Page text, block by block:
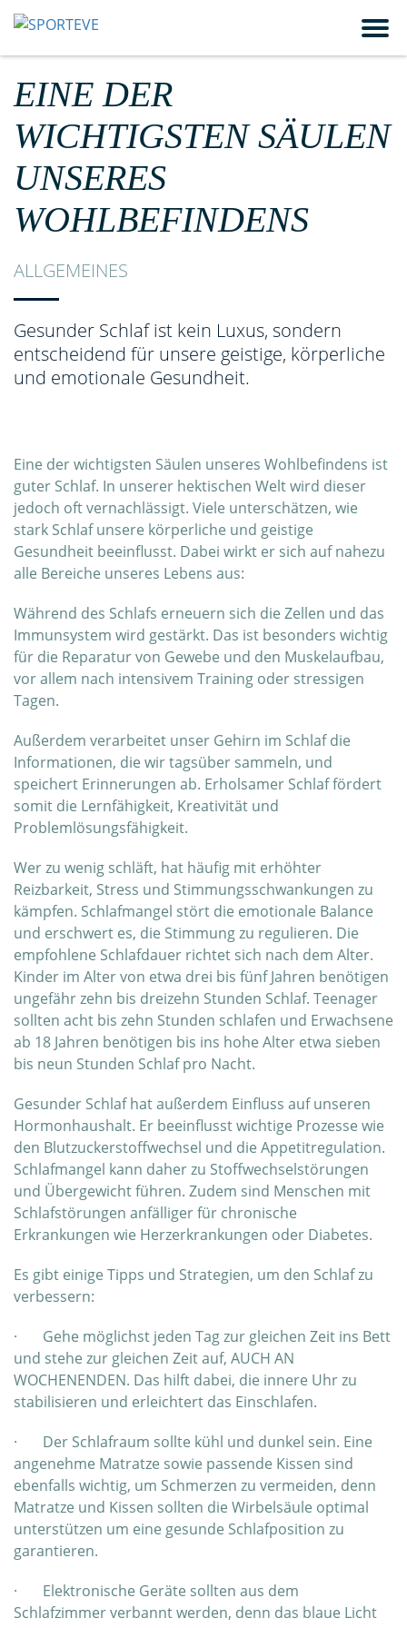
EINE DER
WICHTIGSTEN SÄULEN
UNSERES
WOHLBEFINDENS
ALLGEMEINES
Gesunder Schlaf ist kein Luxus, sondern
entscheidend für unsere geistige, körperliche
und emotionale Gesundheit.
Eine der wichtigsten Säulen unseres Wohlbefindens ist
guter Schlaf. In unserer hektischen Welt wird dieser
jedoch oft vernachlässigt. Viele unterschätzen, wie
stark Schlaf unsere körperliche und geistige
Gesundheit beeinflusst. Dabei wirkt er sich auf nahezu
alle Bereiche unseres Lebens aus:
Während des Schlafs erneuern sich die Zellen und das
Immunsystem wird gestärkt. Das ist besonders wichtig
für die Reparatur von Gewebe und den Muskelaufbau,
vor allem nach intensivem Training oder stressigen
Tagen.
Außerdem verarbeitet unser Gehirn im Schlaf die
Informationen, die wir tagsüber sammeln, und
speichert Erinnerungen ab. Erholsamer Schlaf fördert
somit die Lernfähigkeit, Kreativität und
Problemlösungsfähigkeit.
Wer zu wenig schläft, hat häufig mit erhöhter
Reizbarkeit, Stress und Stimmungsschwankungen zu
kämpfen. Schlafmangel stört die emotionale Balance
und erschwert es, die Stimmung zu regulieren. Die
empfohlene Schlafdauer richtet sich nach dem Alter.
Kinder im Alter von etwa drei bis fünf Jahren benötigen
ungefähr zehn bis dreizehn Stunden Schlaf. Teenager
sollten acht bis zehn Stunden schlafen und Erwachsene
ab 18 Jahren benötigen bis ins hohe Alter etwa sieben
bis neun Stunden Schlaf pro Nacht.
Gesunder Schlaf hat außerdem Einfluss auf unseren
Hormonhaushalt. Er beeinflusst wichtige Prozesse wie
den Blutzuckerstoffwechsel und die Appetitregulation.
Schlafmangel kann daher zu Stoffwechselstörungen
und Übergewicht führen. Zudem sind Menschen mit
Schlafstörungen anfälliger für chronische
Erkrankungen wie Herzerkrankungen oder Diabetes.
Es gibt einige Tipps und Strategien, um den Schlaf zu
verbessern:
· Gehe möglichst jeden Tag zur gleichen Zeit ins Bett
und stehe zur gleichen Zeit auf, AUCH AN
WOCHENENDEN. Das hilft dabei, die innere Uhr zu
stabilisieren und erleichtert das Einschlafen.
· Der Schlafraum sollte kühl und dunkel sein. Eine
angenehme Matratze sowie passende Kissen sind
ebenfalls wichtig, um Schmerzen zu vermeiden, denn
Matratze und Kissen sollten die Wirbelsäule optimal
unterstützen um eine gesunde Schlafposition zu
garantieren.
· Elektronische Geräte sollten aus dem
Schlafzimmer verbannt werden, denn das blaue Licht